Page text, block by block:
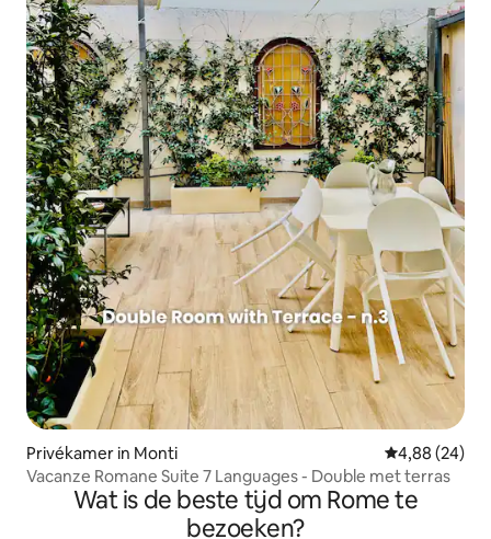
Privékamer in Monti Gemiddelde
4,88 (24)
Vacanze Romane Suite 7 Languages - Double met terras
Wat is de beste tijd om Rome te
bezoeken?